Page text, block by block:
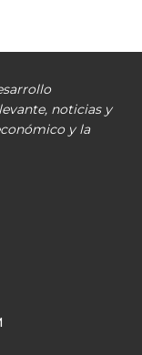
noticias y
y la